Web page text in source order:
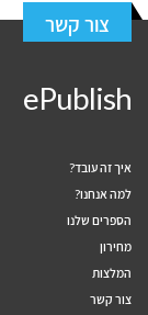
צור קשר
ePublish
איך זה עובד?
למה אנחנו?
הספרים שלנו
מחירון
המלצות
צור קשר